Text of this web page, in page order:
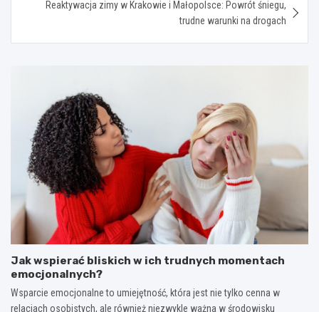
Reaktywacja zimy w Krakowie i Małopolsce: Powrót śniegu,
trudne warunki na drogach
Jak wspierać bliskich w ich trudnych momentach
emocjonalnych?
Wsparcie emocjonalne to umiejętność, która jest nie tylko cenna w
relacjach osobistych, ale również niezwykle ważna w środowisku